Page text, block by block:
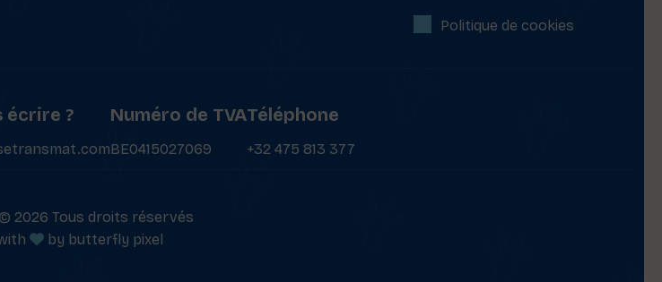
Politique de cookies
écrire ? Numéro de TVA
BE0415027069
Téléphone
+32 475 813 377
2026 Tous droits réservés
by butterfly pixel